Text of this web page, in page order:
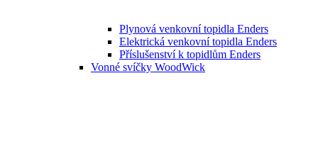
Plynová venkovní topidla Enders
Elektrická venkovní topidla Enders
Příslušenství k topidlům Enders
Vonné svíčky WoodWick